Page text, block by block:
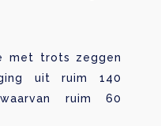
met trots zeggen
uit ruim 140
ruim 60